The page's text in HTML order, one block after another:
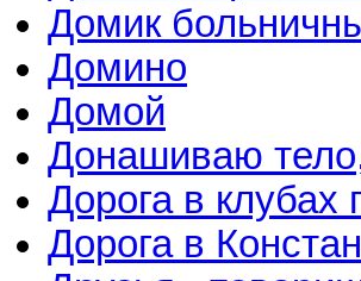
Домик
Домино
Домой
Донашиваю
Дорога в клубах
Дорога в